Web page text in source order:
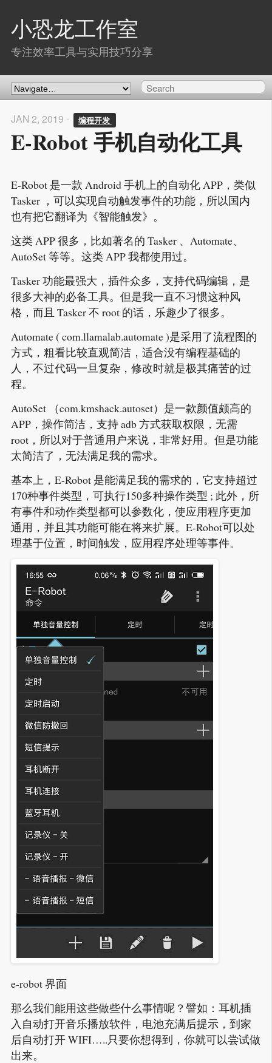
小恐龙工作室
专注效率工具与实用技巧分享
JAN 2, 2019 - 编程开发
E-Robot 手机自动化工具
E-Robot 是一款 Android 手机上的自动化 APP，类似
Tasker ，可以实现自动触发事件的功能，所以国内
也有把它翻译为《智能触发》。
这类 APP 很多，比如著名的 Tasker 、Automate、
AutoSet 等等。这类 APP 我都使用过。
Tasker 功能最强大，插件众多，支持代码编辑，是
很多大神的必备工具。但是我一直不习惯这种风
格，而且 Tasker 不 root 的话，乐趣少了很多。
Automate ( com.llamalab.automate )是采用了流程图的
方式，粗看比较直观简洁，适合没有编程基础的
人，不过代码一旦复杂，修改时就是极其痛苦的过
程。
AutoSet （com.kmshack.autoset）是一款颜值颇高的
APP，操作简洁，支持 adb 方式获取权限，无需
root，所以对于普通用户来说，非常好用。但是功能
太简洁了，无法满足我的需求。
基本上，E-Robot 是能满足我的需求的，它支持超过
170种事件类型，可执行150多种操作类型 ; 此外，所
有事件和动作类型都可以参数化，使应用程序更加
通用，并且其功能可能在将来扩展。E-Robot可以处
理基于位置，时间触发，应用程序处理等事件。
e-robot 界面
那么我们能用这些做些什么事情呢？譬如：耳机插
入自动打开音乐播放软件，电池充满后提示，到家
后自动打开 WIFI…..只要你想得到，你就可以尝试做
出来。